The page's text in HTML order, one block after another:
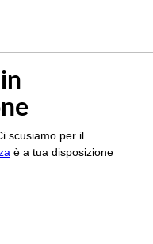
scusiamo per il
è a tua disposizione